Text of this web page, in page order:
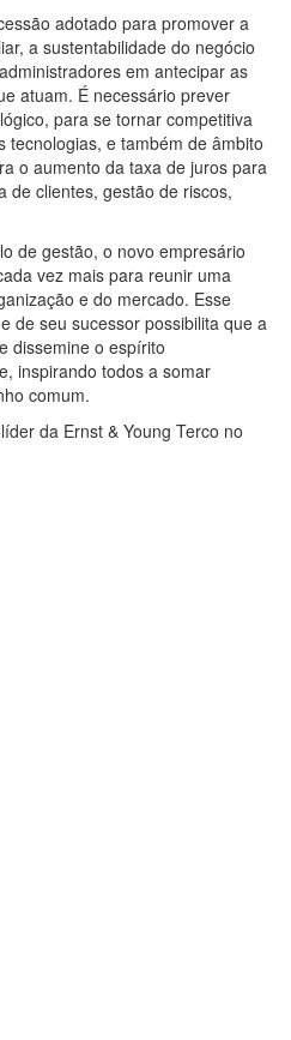
adotado para promover a
a sustentabilidade do negócio
em antecipar as
atuam. É necessário prever
para se tornar competitiva
tecnologias, e também de âmbito
o aumento da taxa de juros para
de clientes, gestão de riscos,
de gestão, o novo empresário
vez mais para reunir uma
e do mercado. Esse
de seu sucessor possibilita que a
dissemine o espírito
inspirando todos a somar
comum.
da Ernst & Young Terco no